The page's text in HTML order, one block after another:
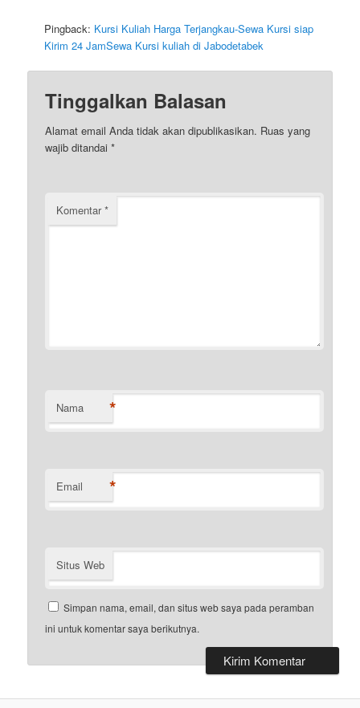
Pingback: Kursi Kuliah Harga Terjangkau-Sewa Kursi siap
Kirim 24 JamSewa Kursi kuliah di Jabodetabek
Tinggalkan Balasan
Alamat email Anda tidak akan dipublikasikan. Ruas yang
wajib ditandai*
Komentar*
Nama *
Email *
Situs Web
Simpan nama, email, dan situs web saya pada peramban
ini untuk komentar saya berikutnya.